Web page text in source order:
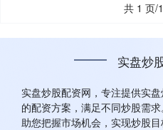
共 1 页/
实盘炒
实盘炒股配资网，专注提供实
的配资方案，满足不同炒股需
助您把握市场机会，实现炒股目